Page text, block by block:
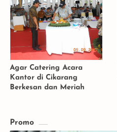
Agar Catering Acara
Kantor di Cikarang
Berkesan dan Meriah
Promo